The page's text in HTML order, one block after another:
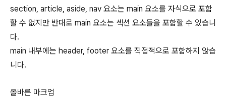
section, article, aside, nav 요소는 main 요소를 자식으로 포함
할 수 없지만 반대로 main 요소는 섹션 요소들을 포함할 수 있습니
다.
main 내부에는 header, footer 요소를 직접적으로 포함하지 않습
니다.
올바른 마크업